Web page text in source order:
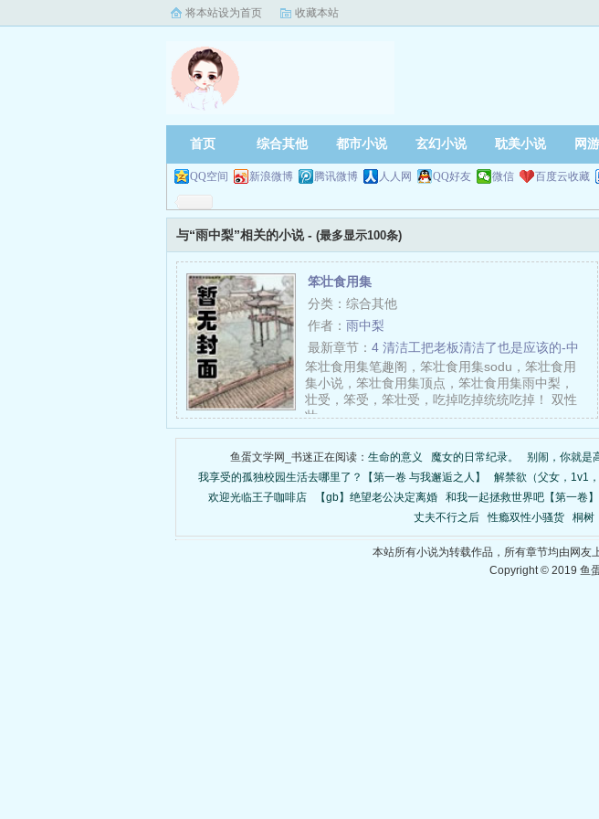
将本站设为首页 收藏本站
首页 综合其他 都市小说 玄幻小说 耽美小说 网
QQ空间 新浪微博 腾讯微博 人人网 QQ好友 微信 百度云收藏
与“雨中梨”相关的小说 - (最多显示100条)
笨壮食用集
分类：综合其他
作者： 雨中梨
最新章节： 4 清洁工把老板清洁了也是应该的-中
笨壮食用集笔趣阁，笨壮食用集sodu，笨壮食用
集小说，笨壮食用集顶点，笨壮食用集雨中梨，
壮受，笨受，笨壮受，吃掉吃掉统统吃掉！ 双性
壮……
鱼蛋文学网_书迷正在阅读： 生命的意义 魔女的日常纪录。 别闹，你就是
我享受的孤独校园生活去哪里了？【第一卷 与我邂逅之人】
解禁欲（父女，1v1，
欢迎光临王子咖啡店
【gb】绝望老公决定离婚 和我一起拯救世界吧【第一卷】
丈夫不行之后
性瘾双性小骚货 桐树
本站所有小说为转载作品，所有章节均由网友
Copyright © 2019 鱼